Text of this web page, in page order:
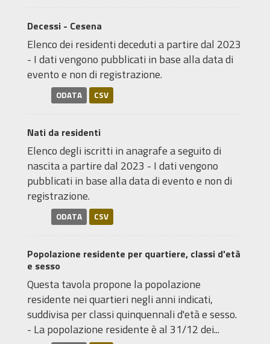
Decessi - Cesena
Elenco dei residenti deceduti a partire dal 2023
- I dati vengono pubblicati in base alla data di
evento e non di registrazione.
ODATA CSV
Nati da residenti
Elenco degli iscritti in anagrafe a seguito di
nascita a partire dal 2023 - I dati vengono
pubblicati in base alla data di evento e non di
registrazione.
ODATA CSV
Popolazione residente per quartiere, classi d'età
e sesso
Questa tavola propone la popolazione
residente nei quartieri negli anni indicati,
suddivisa per classi quinquennali d'età e sesso.
- La popolazione residente è al 31/12 dei...